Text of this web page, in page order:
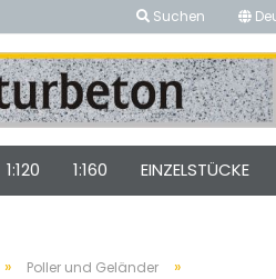
Suchen
1:120 1:160 EINZELSTÜCKE
» Poller und Geländer »